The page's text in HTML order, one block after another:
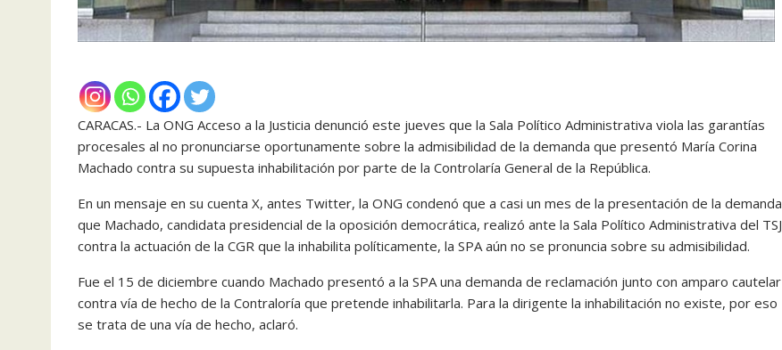
CARACAS.- La ONG Acceso a la Justicia denunció este jueves que la Sala Político Administrativa viola las garantías
procesales al no pronunciarse oportunamente sobre la admisibilidad de la demanda que presentó María Corina
Machado contra su supuesta inhabilitación por parte de la Controlaría General de la República.
En un mensaje en su cuenta X, antes Twitter, la ONG condenó que a casi un mes de la presentación de la demanda
que Machado, candidata presidencial de la oposición democrática, realizó ante la Sala Político Administrativa del TSJ
contra la actuación de la CGR que la inhabilita políticamente, la SPA aún no se pronuncia sobre su admisibilidad.
Fue el 15 de diciembre cuando Machado presentó a la SPA una demanda de reclamación junto con amparo cautelar
contra vía de hecho de la Contraloría que pretende inhabilitarla. Para la dirigente la inhabilitación no existe, por eso
se trata de una vía de hecho, aclaró.